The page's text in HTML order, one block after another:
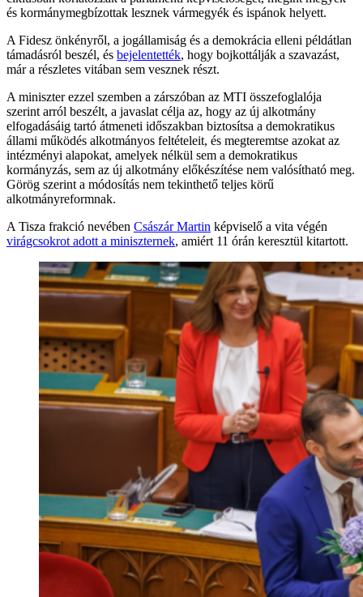
és kormánymegbízottak lesznek vármegyék és ispánok helyett.
A Fidesz önkényről, a jogállamiság és a demokrácia elleni példátlan
támadásról beszél, és bejelentették, hogy bojkottálják a szavazást,
már a részletes vitában sem vesznek részt.
A miniszter ezzel szemben a zárszóban az MTI összefoglalója
szerint arról beszélt, a javaslat célja az, hogy az új alkotmány
elfogadásáig tartó átmeneti időszakban biztosítsa a demokratikus
állami működés alkotmányos feltételeit, és megteremtse azokat az
intézményi alapokat, amelyek nélkül sem a demokratikus
kormányzás, sem az új alkotmány előkészítése nem valósítható meg.
Görög szerint a módosítás nem tekinthető teljes körű
alkotmányreformnak.
A Tisza frakció nevében Császár Martin képviselő a vita végén
virágcsokrot adott a miniszternek, amiért 11 órán keresztül kitartott.